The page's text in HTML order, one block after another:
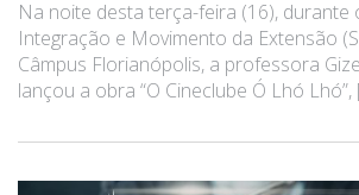
Na noite desta terça-feira (16), durante
Integração e Movimento da Extensão
Câmpus Florianópolis, a professora
lançou a obra “O Cineclube Ó Lhó Lhó”,